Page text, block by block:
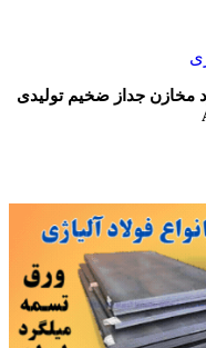
مخازن جداز ضخیم تولیدی